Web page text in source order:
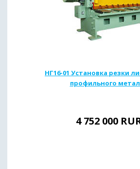
НГ16-01 Установка резки
профильного
4 752 000